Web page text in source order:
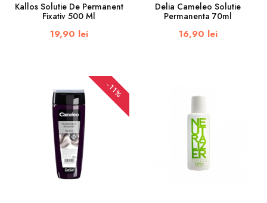
Kallos Solutie De Permanent
Fixativ 500 Ml
19,90 lei
Delia Cameleo Solutie
Permanenta 70ml
16,90 lei
-11%